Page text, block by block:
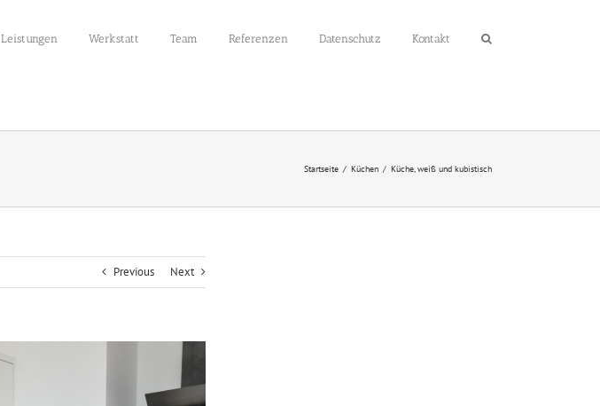
Leistungen Werkstatt Team Referenzen Datenschutz Kontakt
Startseite Küchen Küche, weiß und kubistisch
Previous Next